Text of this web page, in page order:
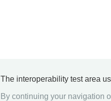
The interoperability test area
By continuing your navigation